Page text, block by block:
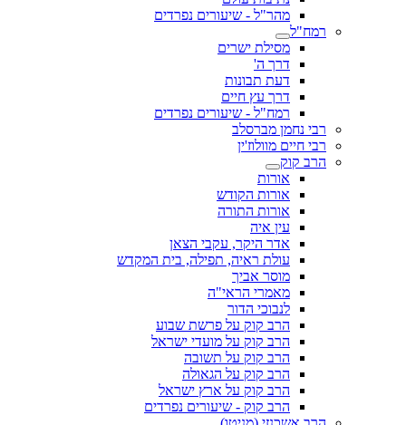
מהר"ל - שיעורים נפרדים
רמח"ל
מסילת ישרים
דרך ה'
דעת תבונות
דרך עץ חיים
רמח"ל - שיעורים נפרדים
רבי נחמן מברסלב
רבי חיים מוולוז'ין
הרב קוק
אורות
אורות הקודש
אורות התורה
עין איה
אדר היקר, עקבי הצאן
עולת ראיה, תפילה, בית המקדש
מוסר אביך
מאמרי הראי"ה
לנבוכי הדור
הרב קוק על פרשת שבוע
הרב קוק על מועדי ישראל
הרב קוק על תשובה
הרב קוק על הגאולה
הרב קוק על ארץ ישראל
הרב קוק - שיעורים נפרדים